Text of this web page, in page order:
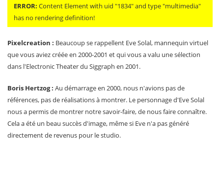
ERROR: Content Element with uid "1834" and type "multimedia"
has no rendering definition!
Pixelcreation : Beaucoup se rappellent Eve Solal, mannequin virtuel
que vous aviez créée en 2000-2001 et qui vous a valu une sélection
dans l'Electronic Theater du Siggraph en 2001.
Boris Hertzog : Au démarrage en 2000, nous n'avions pas de
références, pas de réalisations à montrer. Le personnage d'Eve Solal
nous a permis de montrer notre savoir-faire, de nous faire connaître.
Cela a été un beau succès d'image, même si Eve n'a pas généré
directement de revenus pour le studio.